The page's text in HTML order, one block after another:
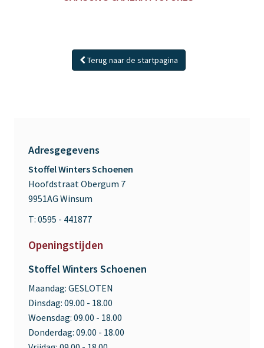
Terug naar de startpagina
Adresgegevens
Stoffel Winters Schoenen
Hoofdstraat Obergum 7
9951AG Winsum
T: 0595 - 441877
Openingstijden
Stoffel Winters Schoenen
Maandag: GESLOTEN
Dinsdag: 09.00 - 18.00
Woensdag: 09.00 - 18.00
Donderdag: 09.00 - 18.00